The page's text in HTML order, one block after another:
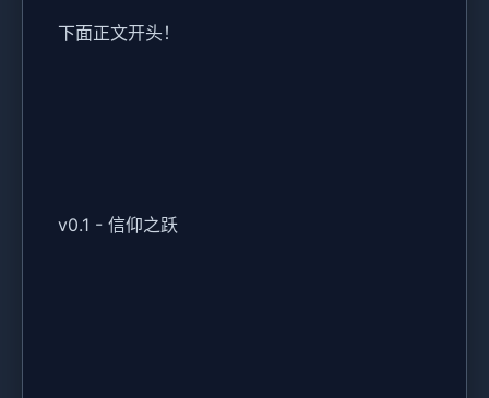
下面正文开头！
v0.1 - 信仰之跃